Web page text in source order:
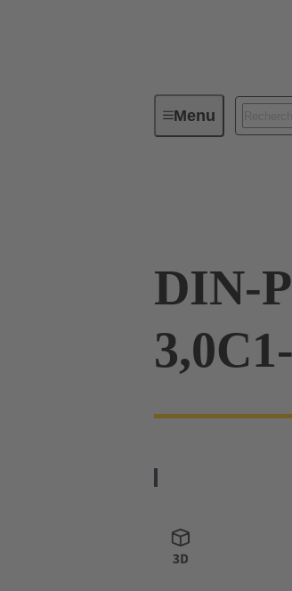
MenuConnectivité
DIN-